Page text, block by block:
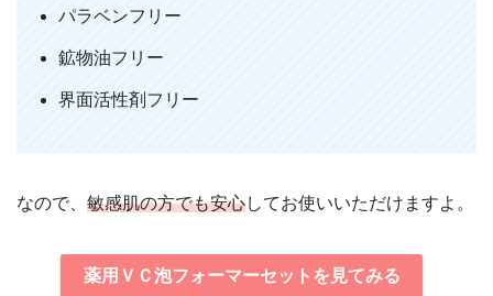
パラベンフリー
鉱物油フリー
界面活性剤フリー
なので、 敏感肌の方でも安心してお使いいただけますよ。
薬用ＶＣ泡フォーマーセットを見てみる